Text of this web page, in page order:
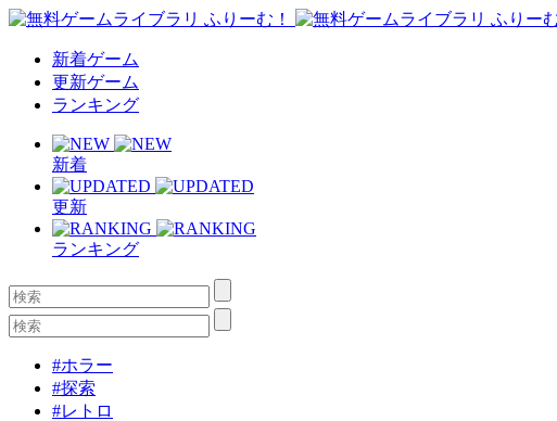
新着ゲーム
更新ゲーム
ランキング
新着
更新
ランキング
#ホラー
#探索
#レトロ